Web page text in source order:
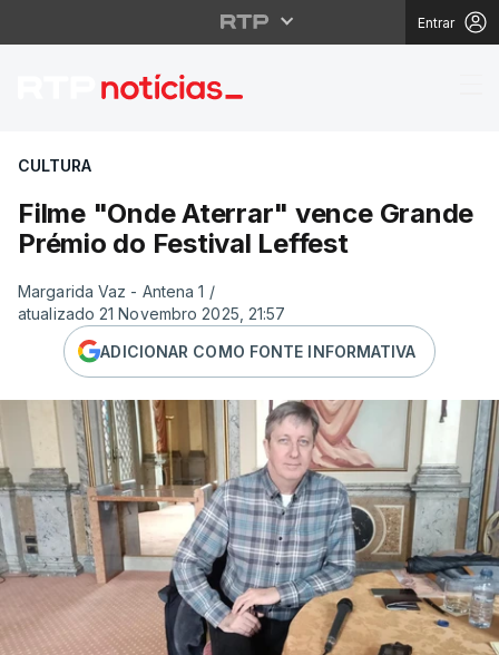
Entrar
Filme "Onde Aterrar"
CULTURA
Filme "Onde Aterrar" vence Grande
Prémio do Festival Leffest
Margarida Vaz - Antena 1 /
atualizado 21 Novembro 2025, 21:57
ADICIONAR COMO FONTE INFORMATIVA